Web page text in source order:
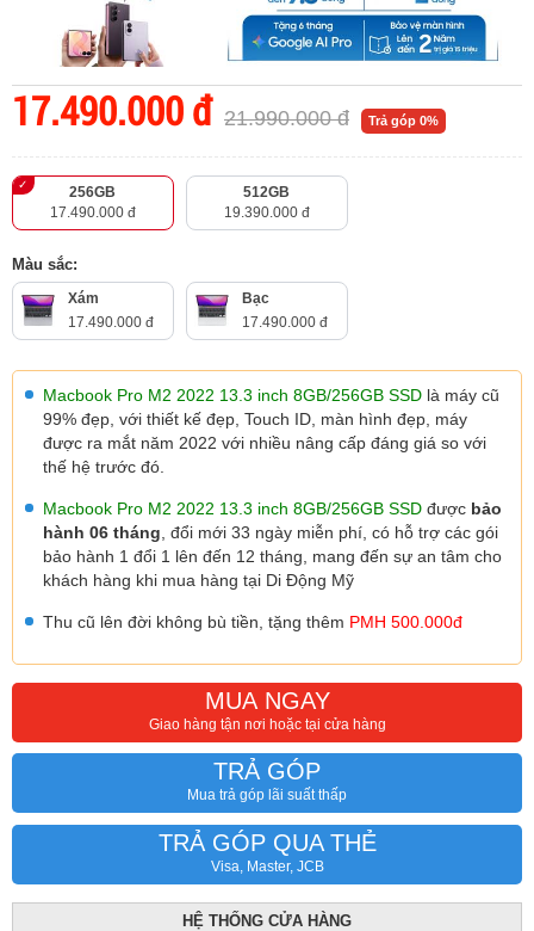
17.490.000 đ 21.990.000 đ Trả góp 0%
256GB
17.490.000 đ
512GB
19.390.000 đ
Màu sắc:
Xám
17.490.000 đ
Bạc
17.490.000 đ
Macbook Pro M2 2022 13.3 inch 8GB/256GB SSD là máy cũ
99% đẹp, với thiết kế đẹp, Touch ID, màn hình đẹp, máy
được ra mắt năm 2022 với nhiều nâng cấp đáng giá so với
thế hệ trước đó.
Macbook Pro M2 2022 13.3 inch 8GB/256GB SSD được bảo
hành 06 tháng , đổi mới 33 ngày miễn phí, có hỗ trợ các gói
bảo hành 1 đổi 1 lên đến 12 tháng, mang đến sự an tâm cho
khách hàng khi mua hàng tại Di Động Mỹ
Thu cũ lên đời không bù tiền, tặng thêm PMH 500.000đ
MUA NGAY
Giao hàng tận nơi hoặc tại cửa hàng
TRẢ GÓP
Mua trả góp lãi suất thấp
TRẢ GÓP QUA THẺ
Visa, Master, JCB
HỆ THỐNG CỬA HÀNG